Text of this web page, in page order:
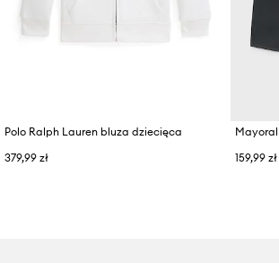
Polo Ralph Lauren bluza dziecięca
379,99 zł
159,99 zł